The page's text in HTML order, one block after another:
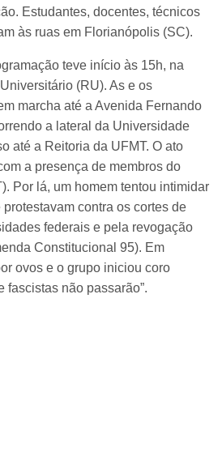
Estudantes, docentes, técnicos
às ruas em Florianópolis (SC).
teve início às 15h, na
(RU). As e os
marcha até a Avenida Fernando
a lateral da Universidade
até a Reitoria da UFMT. O ato
a presença de membros do
Por lá, um homem tentou intimidar
contra os cortes de
federais e pela revogação
Constitucional 95). Em
ovos e o grupo iniciou coro
fascistas não passarão”.